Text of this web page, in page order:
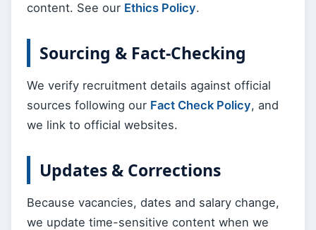
content. See our Ethics Policy.
Sourcing & Fact-Checking
We verify recruitment details against official
sources following our Fact Check Policy, and
we link to official websites.
Updates & Corrections
Because vacancies, dates and salary change,
we update time-sensitive content when we